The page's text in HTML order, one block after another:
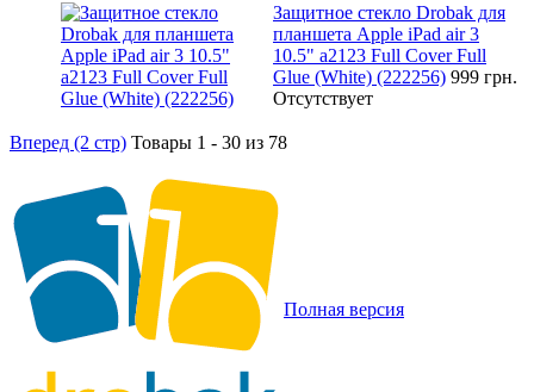
Защитное стекло Drobak для
планшета Apple iPad air 3
10.5" a2123 Full Cover Full
Glue (White) (222256) 999 грн.
Отсутствует
Вперед (2 стр) Товары 1 - 30 из 78
Полная версия